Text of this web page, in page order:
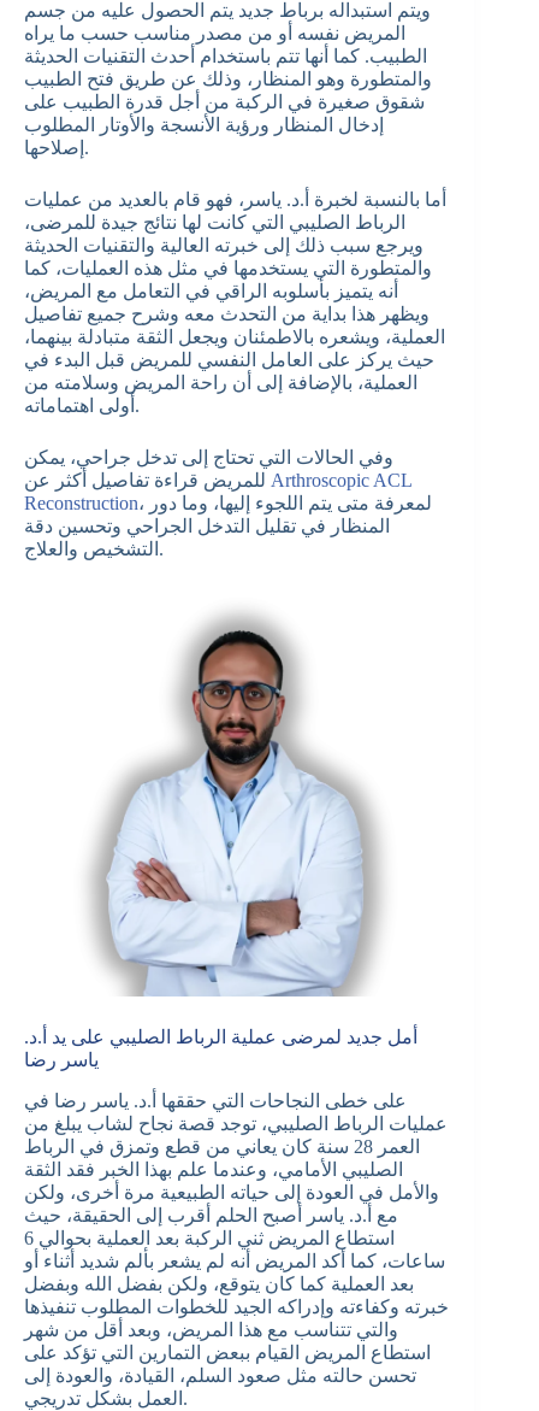
ويتم استبداله برباط جديد يتم الحصول عليه من جسم
المريض نفسه أو من مصدر مناسب حسب ما يراه
الطبيب. كما أنها تتم باستخدام أحدث التقنيات الحديثة
والمتطورة وهو المنظار، وذلك عن طريق فتح الطبيب
شقوق صغيرة في الركبة من أجل قدرة الطبيب على
إدخال المنظار ورؤية الأنسجة والأوتار المطلوب
إصلاحها.
أما بالنسبة لخبرة أ.د. ياسر، فهو قام بالعديد من عمليات
الرباط الصليبي التي كانت لها نتائج جيدة للمرضى،
ويرجع سبب ذلك إلى خبرته العالية والتقنيات الحديثة
والمتطورة التي يستخدمها في مثل هذه العمليات، كما
أنه يتميز بأسلوبه الراقي في التعامل مع المريض،
ويظهر هذا بداية من التحدث معه وشرح جميع تفاصيل
العملية، ويشعره بالاطمئنان ويجعل الثقة متبادلة بينهما،
حيث يركز على العامل النفسي للمريض قبل البدء في
العملية، بالإضافة إلى أن راحة المريض وسلامته من
أولى اهتماماته.
وفي الحالات التي تحتاج إلى تدخل جراحي، يمكن
Arthroscopic ACL
Reconstruction، لمعرفة متى يتم اللجوء إليها، وما دور
المنظار في تقليل التدخل الجراحي وتحسين دقة
التشخيص والعلاج.
أمل جديد لمرضى عملية الرباط الصليبي على يد أ.د.
ياسر رضا
على خطى النجاحات التي حققها أ.د. ياسر رضا في
عمليات الرباط الصليبي، توجد قصة نجاح لشاب يبلغ من
العمر 28 سنة كان يعاني من قطع وتمزق في الرباط
الصليبي الأمامي، وعندما علم بهذا الخبر فقد الثقة
والأمل في العودة إلى حياته الطبيعية مرة أخرى، ولكن
مع أ.د. ياسر أصبح الحلم أقرب إلى الحقيقة، حيث
استطاع المريض ثني الركبة بعد العملية بحوالي 6
ساعات، كما أكد المريض أنه لم يشعر بألم شديد أثناء أو
بعد العملية كما كان يتوقع، ولكن بفضل الله وبفضل
خبرته وكفاءته وإدراكه الجيد للخطوات المطلوب تنفيذها
والتي تتناسب مع هذا المريض، وبعد أقل من شهر
استطاع المريض القيام ببعض التمارين التي تؤكد على
تحسن حالته مثل صعود السلم، القيادة، والعودة إلى
العمل بشكل تدريجي.